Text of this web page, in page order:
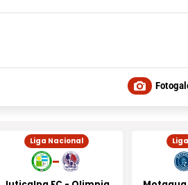
Liga Nacional
-